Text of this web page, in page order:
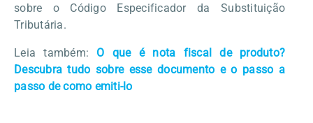
sobre o Código Especificador da Substituição
Tributária.
Leia também: O que é nota fiscal de produto?
Descubra tudo sobre esse documento e o passo a
passo de como emiti-lo